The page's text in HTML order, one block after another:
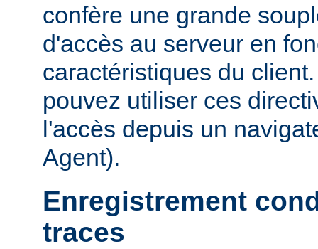
confère une grande
d'accès au serveur en
caractéristiques du
pouvez utiliser ces
l'accès depuis un
Agent).
Enregistrement
traces